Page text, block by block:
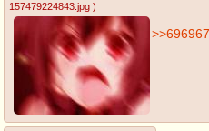
157479224843.jpg )